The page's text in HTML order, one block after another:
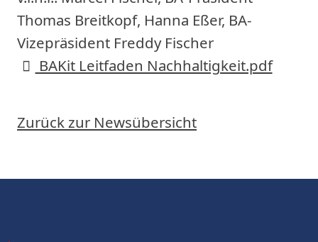
Thomas Breitkopf, Hanna Eßer, BA-
Vizepräsident Freddy Fischer
BAKit Leitfaden Nachhaltigkeit.pdf
Zurück zur Newsübersicht